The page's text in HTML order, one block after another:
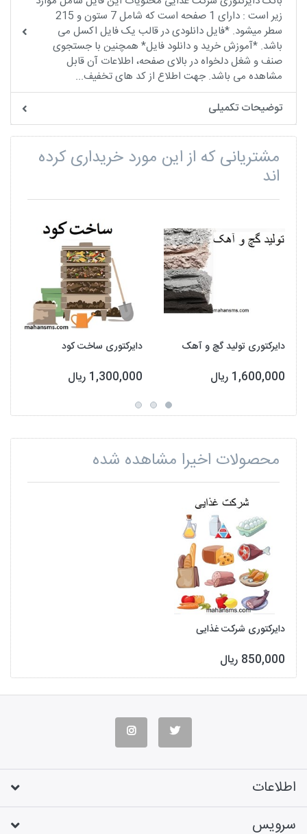
زیر است : دارای 1 صفحه است که شامل 7 ستون و 215
سطر میشود. *فایل دانلودی در قالب یک فایل اکسل می
باشد. *آموزش خرید و دانلود فایل* همچنین با جستجوی
صنف و شغل دلخواه در بالای صفحه، اطلاعات آن قابل
مشاهده می باشد. جهت اطلاع از کد های تخفیف...
توضیحات تکمیلی
مشتریانی که از این مورد خریداری کرده
اند
دایرکتوری تولید گچ و آهک
1,600,000 ریال
دایرکتوری ساخت کود
1,300,000 ریال
محصولات اخیرا مشاهده شده
دایرکتوری شرکت غذایی
850,000 ریال
اطلاعات
سرویس